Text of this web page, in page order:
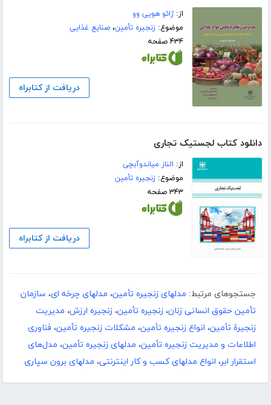
از:ژائو هویی وو
موضوع:زنجیره تأمین،صنایع غذایی
۴۳۴ صفحه
دریافت از کتابراه
دانلود کتاب لجستیک تجاری
از: الناز میاندوآبچی
موضوع:زنجیره تأمین
۳۴۳ صفحه
دریافت از کتابراه
جستجوهای مرتبط: مدلهای زنجیره تأمین، مدلهای چرخه ای، سازمان
تأمین حقوق انسانی زنان، زنجیره تأمین، زنجیره ارزش، مدیریت
زنجیرة تأمین، انواع زنجیره تأمین، مشکلات زنجیره تأمین، فناوری
اطلاعات و مدیریت زنجیره تأمین، مدلهای زنجیره تأمین، مدل‌های
استقرار ابر، انواع مدلهای کسب و کار اینترنتی، مدلهای برون سپاری